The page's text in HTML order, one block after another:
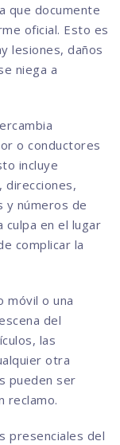
que documente
oficial. Esto es
lesiones, daños
niega a
o conductores
incluye
direcciones,
y números de
culpa en el lugar
complicar la
móvil o una
del
las
otra
pueden ser
reclamo.
presenciales del